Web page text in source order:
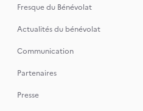
Fresque du Bénévolat
Actualités du bénévolat
Communication
Partenaires
Presse